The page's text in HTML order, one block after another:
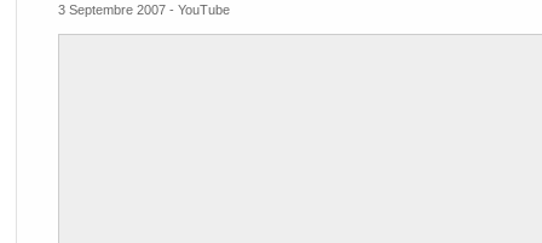
3 Septembre 2007 - YouTube